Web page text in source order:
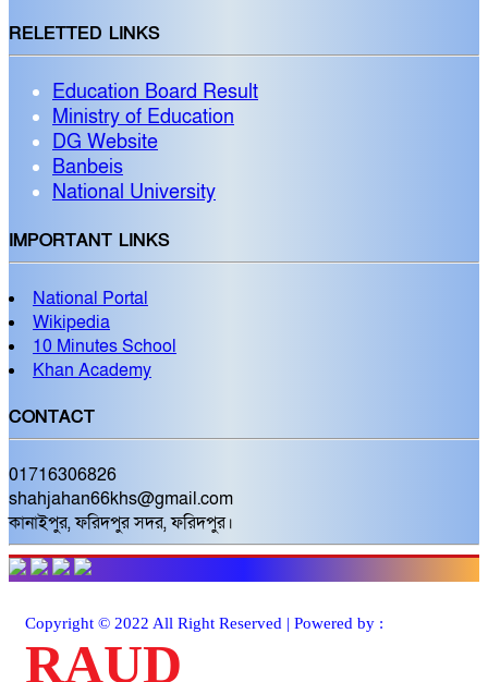
RELETTED LINKS
Education Board Result
Ministry of Education
DG Website
Banbeis
National University
IMPORTANT LINKS
National Portal
Wikipedia
10 Minutes School
Khan Academy
CONTACT
01716306826
shahjahan66khs@gmail.com
কানাইপুর, ফরিদপুর সদর, ফরিদপুর।
Copyright © 2022 All Right Reserved | Powered by :
RAUD